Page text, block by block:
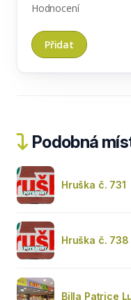
Hodnocení
Podobná
Hruška č. 731
Hruška č. 738
Billa Patrice